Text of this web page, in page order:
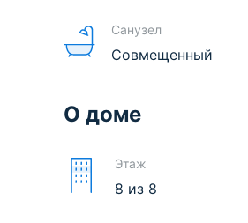
Санузел
Совмещенный
О доме
Этаж
8 из 8